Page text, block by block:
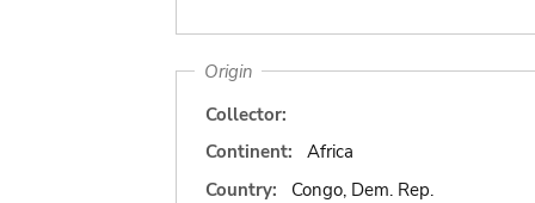
Origin
Collector:
Continent:
Africa
Country:
Congo, Dem. Rep.